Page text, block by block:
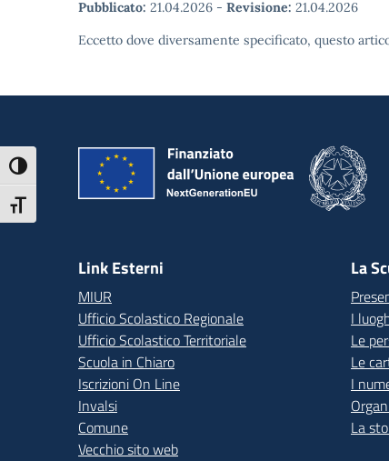
Attiva/disattiva alto contrasto
Attiva/disattiva dimensione testo
Pubblicato: 21.04.2026 - Revisione: 21.04.2026
Eccetto dove diversamente specificato, questo
Link Esterni
MIUR
Ufficio Scolastico Regionale
Ufficio Scolastico Territoriale
Scuola in Chiaro
Iscrizioni On Line
Invalsi
Comune
Vecchio sito web
La
I
Le
Le
I
La